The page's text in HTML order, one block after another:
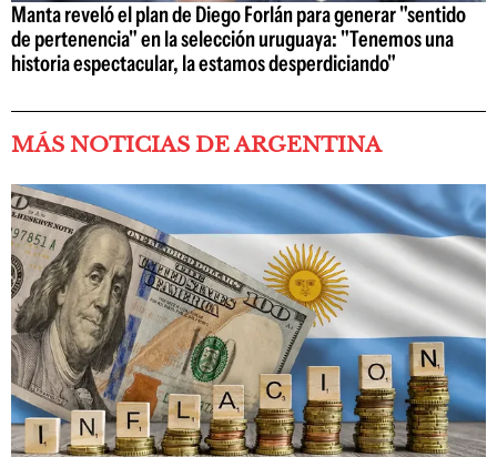
Manta reveló el plan de Diego Forlán para generar "sentido
de pertenencia" en la selección uruguaya: "Tenemos una
historia espectacular, la estamos desperdiciando"
MÁS NOTICIAS DE ARGENTINA